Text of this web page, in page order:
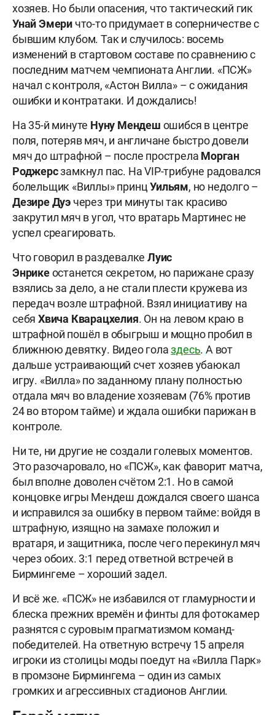
хозяев. Но были опасения, что тактический гик
Унай Эмери что-то придумает в соперничестве с
бывшим клубом. Так и случилось: восемь
изменений в стартовом составе по сравнению с
последним матчем чемпионата Англии. «ПСЖ»
начал с контроля, «Астон Вилла» – с ожидания
ошибки и контратаки. И дождались!
На 35-й минуте Нуну Мендеш ошибся в центре
поля, потеряв мяч, и англичане быстро довели
мяч до штрафной – после прострела Морган
Роджерсзамкнул пас. На VIP-трибуне радовался
болельщик «Виллы» принцУильям, но недолго –
Дезире Дуэ через три минуты так красиво
закрутил мяч в угол, что вратарь Мартинес не
успел среагировать.
Что говорил в раздевалкеЛуис
Энрикеостанется секретом, но парижане сразу
взялись за дело, а не стали плести кружева из
передач возле штрафной. Взял инициативу на
себя Хвича Кварацхелия. Он на левом краю в
штрафной пошёл в обыгрыш и мощно пробил в
ближнюю девятку. Видео голаздесь. А вот
дальше устраивающий счет хозяев убаюкал
игру. «Вилла» по заданному плану полностью
отдала мяч во владение хозяевам (76% против
24 во втором тайме) и ждала ошибки парижан в
контроле.
Ни те, ни другие не создали голевых моментов.
Это разочаровало, но «ПСЖ», как фаворит матча,
был вполне доволен счётом 2:1. Но в самой
концовке игры Мендеш дождался своего шанса
и исправился за ошибку в первом тайме: войдя в
штрафную, изящно на замахе положил и
вратаря, и защитника, после чего перекинул мяч
через обоих. 3:1 перед ответной встречей в
Бирмингеме – хороший задел.
И всё же. «ПСЖ» не избавился от гламурности и
блеска прежних времён и финты для фотокамер
разнятся с суровым прагматизмом команд-
победителей. На ответную встречу 15 апреля
игроки из столицы моды поедут на «Вилла Парк»
в промзоне Бирмингема – один из самых
громких и агрессивных стадионов Англии.